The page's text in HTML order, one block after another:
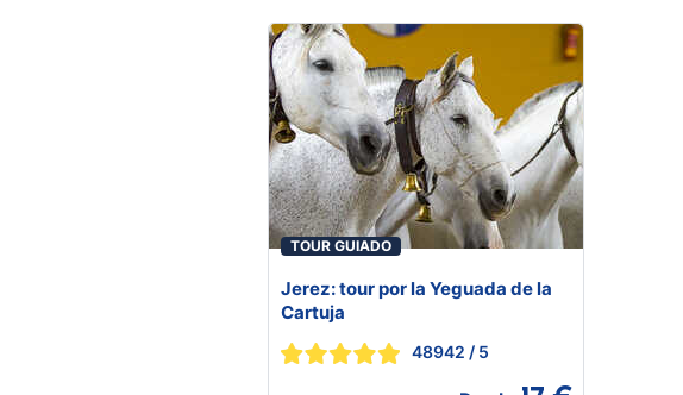
TOUR GUIADO
Jerez: tour por la Yeguada de la
Cartuja
48942 / 5